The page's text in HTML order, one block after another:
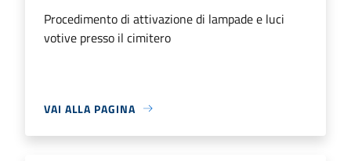
Procedimento di attivazione di lampade e luci
votive presso il cimitero
VAI ALLA PAGINA